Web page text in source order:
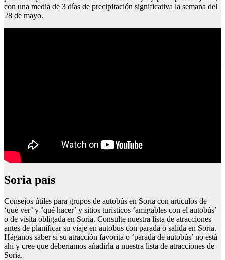
con una media de 3 días de precipitación significativa la semana del
28 de mayo.
Soria país
Consejos útiles para grupos de autobús en Soria con artículos de
‘qué ver’ y ‘qué hacer’ y sitios turísticos ‘amigables con el autobús’
o de visita obligada en Soria. Consulte nuestra lista de atracciones
antes de planificar su viaje en autobús con parada o salida en Soria.
Háganos saber si su atracción favorita o ‘parada de autobús’ no está
ahí y cree que deberíamos añadirla a nuestra lista de atracciones de
Soria.